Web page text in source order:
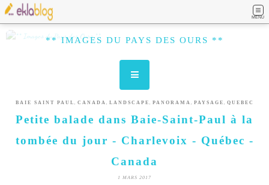
MENU
** IMAGES DU PAYS DES OURS **
BAIE SAINT PAUL , CANADA , LANDSCAPE , PANORAMA , PAYSAGE , QUEBEC
Petite balade dans Baie-Saint-Paul à la
tombée du jour - Charlevoix - Québec -
Canada
1 MARS 2017